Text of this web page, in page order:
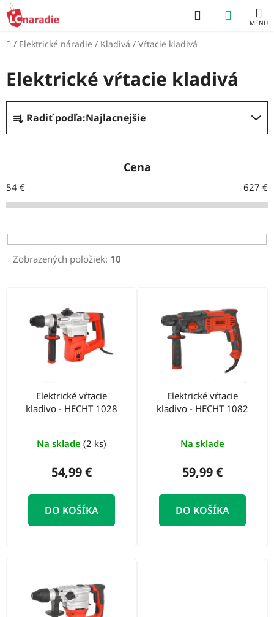
Prejsť
na
obsah
Hľadať
KOŠÍK
Domov
/ Elektrické náradie / Kladivá / Vŕtacie kladivá
Elektrické vŕtacie kladivá
R
a
n
i
p
r
Radiť podľa:Najlacnejšie
Cena
54 € 627 €
Zobrazených položiek: 10
Elektrické vŕtacie
kladivo - HECHT 1028
Na sklade (2 ks)
54,99 €
DO KOŠÍKA
Elektrické vŕtacie
kladivo - HECHT 1082
Na sklade
59,99 €
DO KOŠÍKA